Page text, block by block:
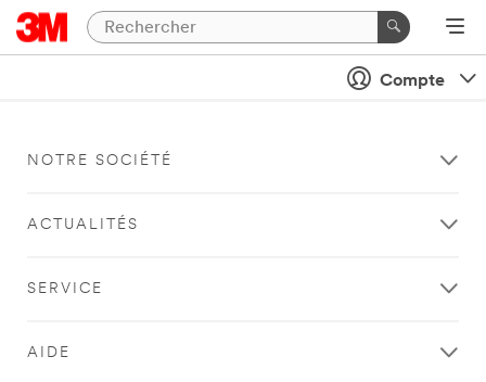
Compte
NOTRE SOCIÉTÉ
ACTUALITÉS
SERVICE
AIDE